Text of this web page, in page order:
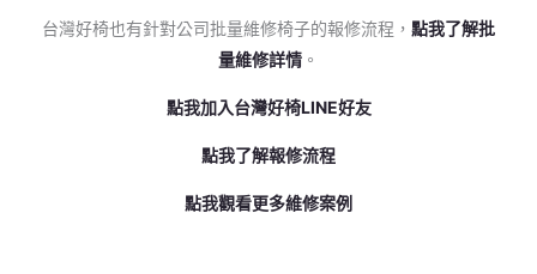
台灣好椅也有針對公司批量維修椅子的報修流程， 點我了解批
量維修詳情 。
點我加入台灣好椅LINE好友
點我了解報修流程
點我觀看更多維修案例